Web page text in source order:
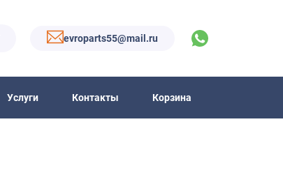
evroparts55@mail.ru
Услуги Контакты Корзина